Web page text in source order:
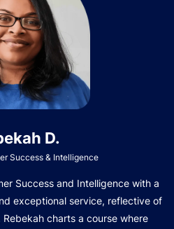
D.
Success & Intelligence
Success and Intelligence with a
exceptional service, reflective of
charts a course where